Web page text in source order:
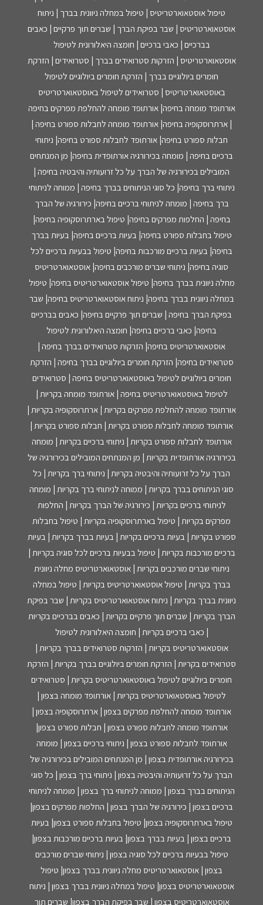
טיפול אוסטאוארטריטיס | טיפול במחלה ניוונית בברך | ניתוח
אוסטאוארטריטיס | שבר בפיקת הברך | שברים תוך פרקיים | כאבים
בברכיים | כאבי ברכיים | חומצה היאלורונית לטיפול
אוסטאוארטריטיס | הזרקות סטרואידים בברך | סטרואידים | הזרקת
חומרים ביולוגיים בברך | הזרקת חומרים ביולוגיים לטיפול
באוסטאוארטריטיס | סטרואידים לטיפול באוסטאוארטריטיס
אורתופד מומחה בחיפה| אורתופד מומחה להחלפת מפרקים בחיפה
| ארתרוסקופיה בחיפה| אורתופד מומחה לחבלות ספורט בחיפה |
חבלות ספורט בחיפה| אורתופד לחבלות ספורט בחיפה| ניתוחי
ברכיים בחיפה | מומחה בכירורגיה אורתופדית בחיפה| מן המנתחים
המובילים בכירורגיה של הברך על כל זרועותיה והיבטיה בחיפה |
ניתוחי ברך בחיפה| כל סוגי הניתוחים בברך בחיפה | ממוחה לניתוחי
ברך בחיפה | מומחה לניתוחי ברכיים בחיפה| כירורגיה של הברך
בחיפה | החלפות מפרקים בחיפה| טיפול בארתרוסקופיה בחיפה|
טיפול בחבלות ספורט בחיפה| בעיות ברכיים בחיפה| בעיות בברך
בחיפה| בעיות ברכיים מורכבות בחיפה| טיפול בבעיות ברכיים לכל
סוגיה בחיפה| ניתוחי שברים מורכבים בחיפה| אוסטאוארטריטיס
מחלה ניוונית בברך בחיפה| טיפול אוסטאוארטריטיס בחיפה| טיפול
במחלה ניוונית בברך בחיפה| ניתוח אוסטאוארטריטיס בחיפה| שבר
בפיקת הברך בחיפה | שברים תוך פרקיים בחיפה| כאבים בברכיים
בחיפה| כאבי ברכיים בחיפה| חומצה היאלורונית לטיפול
אוסטאוארטריטיס בחיפה| הזרקות סטרואידים בברך בחיפה |
סטרואידים בחיפה| הזרקת חומרים ביולוגיים בברך בחיפה | הזרקת
חומרים ביולוגיים לטיפול באוסטאוארטריטיס בחיפה | סטרואידים
לטיפול באוסטאוארטריטיס בחיפה | אורתופד מומחה בקריות |
אורתופד מומחה להחלפת מפרקים בקריות | ארתרוסקופיה בקריות |
אורתופד מומחה לחבלות ספורט בקריות | חבלות ספורט בקריות |
אורתופד לחבלות ספורט בקריות | ניתוחי ברכיים בקריות | מומחה
בכירורגיה אורתופדית בקריות | מן המנתחים המובילים בכירורגיה של
הברך על כל זרועותיה והיבטיה בקריות | ניתוחי ברך בקריות | כל
סוגי הניתוחים בברך בקריות | ממוחה לניתוחי ברך בקריות | מומחה
לניתוחי ברכיים בקריות | כירורגיה של הברך בקריות | החלפות
מפרקים בקריות | טיפול בארתרוסקופיה בקריות | טיפול בחבלות
ספורט בקריות | בעיות ברכיים בקריות | בעיות בברך בקריות | בעיות
ברכיים מורכבות בקריות | טיפול בבעיות ברכיים לכל סוגיה בקריות |
ניתוחי שברים מורכבים בקריות | אוסטאוארטריטיס מחלה ניוונית
בברך בקריות | טיפול אוסטאוארטריטיס בקריות | טיפול במחלה
ניוונית בברך בקריות | ניתוח אוסטאוארטריטיס בקריות | שבר בפיקת
הברך בקריות | שברים תוך פרקיים בקריות | כאבים בברכיים בקריות
| כאבי ברכיים בקריות | חומצה היאלורונית לטיפול
אוסטאוארטריטיס בקריות | הזרקות סטרואידים בברך בקריות |
סטרואידים בקריות | הזרקת חומרים ביולוגיים בברך בקריות | הזרקת
חומרים ביולוגיים לטיפול באוסטאוארטריטיס בקריות | סטרואידים
לטיפול באוסטאוארטריטיס בקריות | אורתופד מומחה בצפון |
אורתופד מומחה להחלפת מפרקים בצפון | ארתרוסקופיה בצפון |
אורתופד מומחה לחבלות ספורט בצפון | חבלות ספורט בצפון|
אורתופד לחבלות ספורט בצפון | ניתוחי ברכיים בצפון | מומחה
בכירורגיה אורתופדית בצפון | מן המנתחים המובילים בכירורגיה של
הברך על כל זרועותיה והיבטיה בצפון | ניתוחי ברך בצפון | כל סוגי
הניתוחים בברך בצפון | ממוחה לניתוחי ברך בצפון | מומחה לניתוחי
ברכיים בצפון | כירורגיה של הברך בצפון | החלפות מפרקים בצפון|
טיפול בארתרוסקופיה בצפון| טיפול בחבלות ספורט בצפון| בעיות
ברכיים בצפון | בעיות בברך בצפון| בעיות ברכיים מורכבות בצפון|
טיפול בבעיות ברכיים לכל סוגיה בצפון | ניתוחי שברים מורכבים
בצפון | אוסטאוארטריטיס מחלה ניוונית בברך בצפון| טיפול
אוסטאוארטריטיס בצפון| טיפול במחלה ניוונית בברך בצפון | ניתוח
אוסטאוארטריטיס בצפון | שבר בפיקת הברך בצפון| שברים תוך